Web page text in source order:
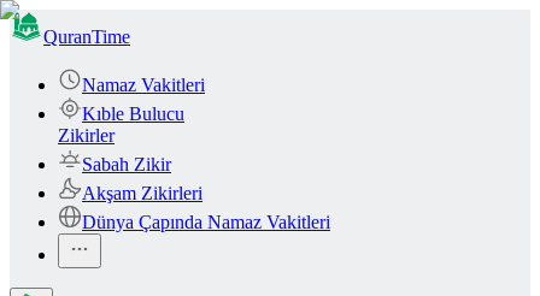
QuranTime
Namaz Vakitleri
Kıble Bulucu
Zikirler
Sabah Zikir
Akşam Zikirleri
Dünya Çapında Namaz Vakitleri